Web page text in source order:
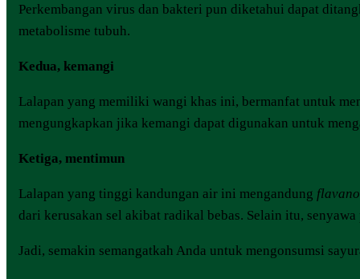
Perkembangan virus dan bakteri pun diketahui dapat
metabolisme tubuh.
Kedua, kemangi
Lalapan yang memiliki wangi khas ini, bermanfat untuk
mengungkapkan jika kemangi dapat digunakan untuk
Ketiga, mentimun
Lalapan yang tinggi kandungan air ini mengandung
dari kerusakan sel akibat radikal bebas. Selain itu,
Jadi, semakin semangatkah Anda untuk mengonsumsi